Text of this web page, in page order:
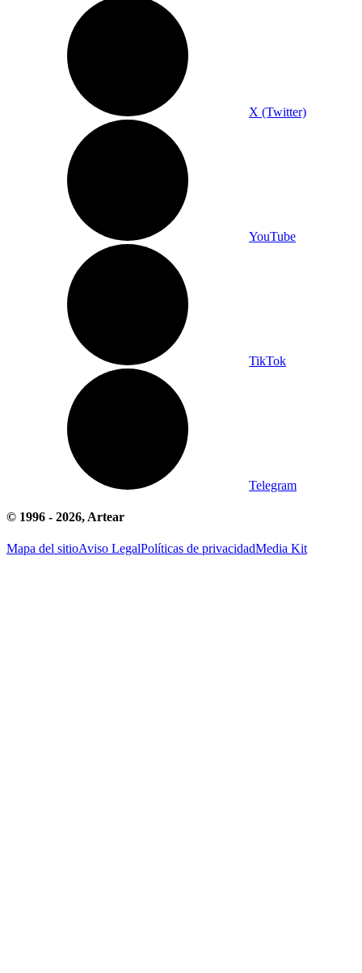
X (Twitter)
YouTube
TikTok
Telegram
© 1996 - 2026, Artear
Mapa del sitioAviso LegalPolíticas de privacidadMedia Kit